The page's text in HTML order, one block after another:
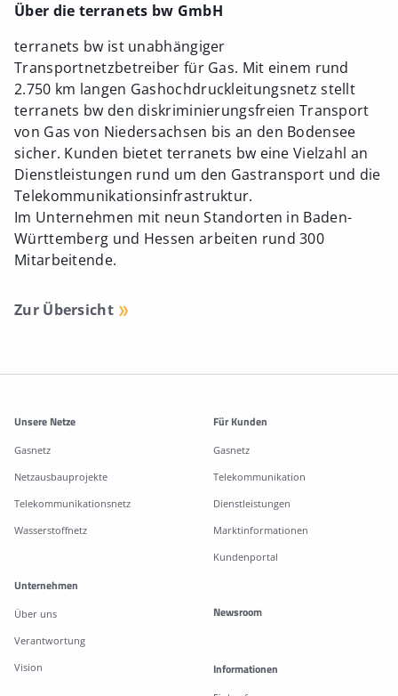
Über die terranets bw GmbH
terranets bw ist unabhängiger
Transportnetzbetreiber für Gas. Mit einem rund
2.750 km langen Gashochdruckleitungsnetz stellt
terranets bw den diskriminierungsfreien Transport
von Gas von Niedersachsen bis an den Bodensee
sicher. Kunden bietet terranets bw eine Vielzahl an
Dienstleistungen rund um den Gastransport und die
Telekommunikationsinfrastruktur.
Im Unternehmen mit neun Standorten in Baden-
Württemberg und Hessen arbeiten rund 300
Mitarbeitende.
Zur Übersicht
Weitere Informationen
Unsere Netze
Gasnetz
Netzausbauprojekte
Telekommunikationsnetz
Wasserstoffnetz
Für Kunden
Gasnetz
Telekommunikation
Dienstleistungen
Marktinformationen
Kundenportal
Unternehmen
Über uns
Verantwortung
Vision
Newsroom
Informationen